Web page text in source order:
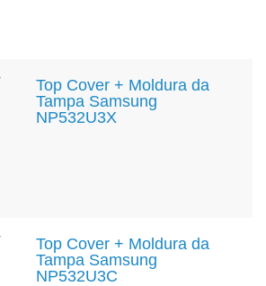
Top Cover + Moldura da
Tampa Samsung
NP532U3X
Top Cover + Moldura da
Tampa Samsung
NP532U3C